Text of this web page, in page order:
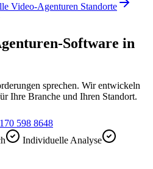
Video-Agenturen Standorte
Software in
sprechen. Wir entwickeln
Ihre Branche und Ihren Standort.
598 8648
Individuelle Analyse